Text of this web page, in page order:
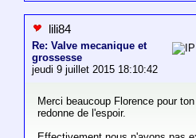
lili84
Re: Valve mecanique et
grossesse
jeudi 9 juillet 2015 18:10:42
Merci beaucoup Florence pour
redonne de l'espoir.